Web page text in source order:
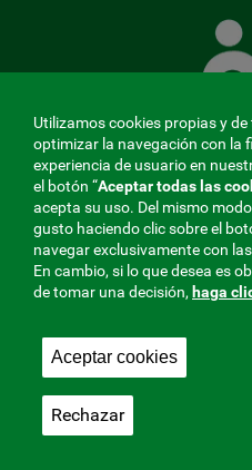
Mutua
que
ti
V20
Mutua Colaboradora con
Utilizamos cookies propias y
optimizar la navegación con la
experiencia de usuario en
el botón “Aceptar todas las
acepta su uso. Del mismo
gusto haciendo clic sobre el
navegar exclusivamente con las
En cambio, si lo que desea es
de tomar una decisión, haga
Aceptar cookies
Rechazar